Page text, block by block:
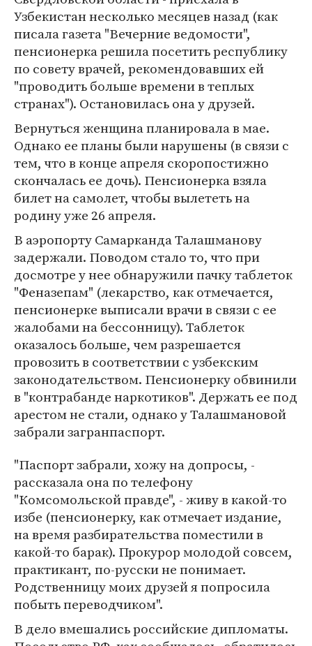
Узбекистан несколько месяцев назад (как
писала газета "Вечерние ведомости",
пенсионерка решила посетить республику
по совету врачей, рекомендовавших ей
"проводить больше времени в теплых
странах"). Остановилась она у друзей.
Вернуться женщина планировала в мае.
Однако ее планы были нарушены (в связи с
тем, что в конце апреля скоропостижно
скончалась ее дочь). Пенсионерка взяла
билет на самолет, чтобы вылететь на
родину уже 26 апреля.
В аэропорту Самарканда Талашманову
задержали. Поводом стало то, что при
досмотре у нее обнаружили пачку таблеток
"Феназепам" (лекарство, как отмечается,
пенсионерке выписали врачи в связи с ее
жалобами на бессонницу). Таблеток
оказалось больше, чем разрешается
провозить в соответствии с узбекским
законодательством. Пенсионерку обвинили
в "контрабанде наркотиков". Держать ее под
арестом не стали, однако у Талашмановой
забрали загранпаспорт.
"Паспорт забрали, хожу на допросы, -
рассказала она по телефону
"Комсомольской правде", - живу в какой-то
избе (пенсионерку, как отмечает издание,
на время разбирательства поместили в
какой-то барак). Прокурор молодой совсем,
практикант, по-русски не понимает.
Родственницу моих друзей я попросила
побыть переводчиком".
В дело вмешались российские дипломаты.